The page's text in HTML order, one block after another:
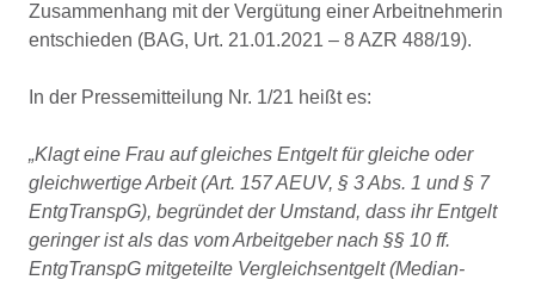
Zusammenhang mit der Vergütung einer Arbeitnehmerin
entschieden (BAG, Urt. 21.01.2021 – 8 AZR 488/19).
In der Pressemitteilung Nr. 1/21 heißt es:
„Klagt eine Frau auf gleiches Entgelt für gleiche oder
gleichwertige Arbeit (Art. 157 AEUV, § 3 Abs. 1 und § 7
EntgTranspG), begründet der Umstand, dass ihr Entgelt
geringer ist als das vom Arbeitgeber nach §§ 10 ff.
EntgTranspG mitgeteilte Vergleichsentgelt (Median-